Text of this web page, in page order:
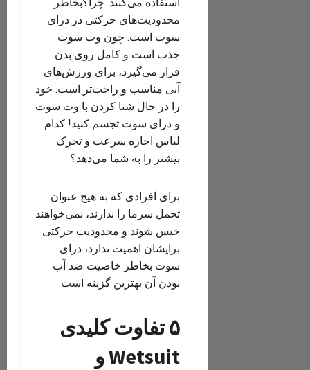
محدودیت‌های حرکتی در درای
سوت است. چون وت سوت
جذب است و کامل روی بدن
قرار می‌گیرد، برای ورزش‌های
آبی‌ مناسب و راحت‌تر است. خود
را در حال شنا کردن با وت سوت
و درای سوت تجسم کنید! کدام
لباس اجازه سرعت و تحرک
بیشتر را به شما می‌دهد؟
برای افرادی که به هیچ عنوان
تحمل سرما را ندارند، نمی‌خواهند
خیس شوند و محدودیت حرکتی
برایشان اهمیت ندارد، درای
سوت بخاطر خاصیت ضد آب
بودن آن بهترین گزینه است.
۵ تفاوت کلیدی
Wetsuit و